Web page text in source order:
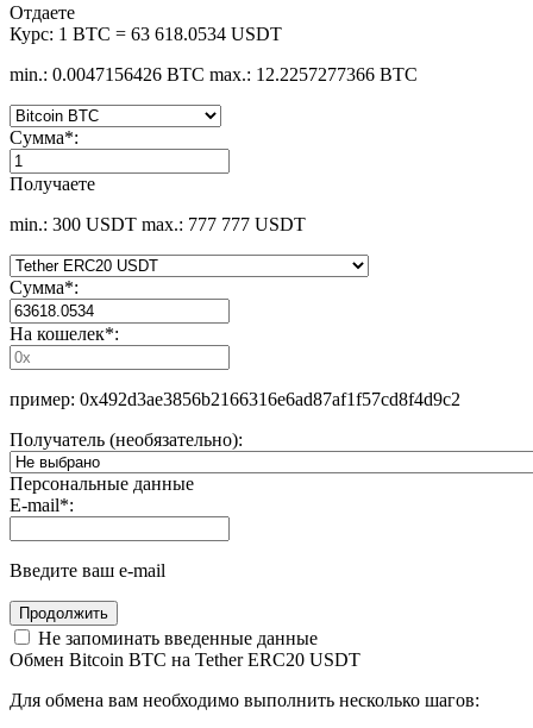
Отдаете
Курс: 1 BTC = 63 618.0534 USDT
min.: 0.0047156426 BTC max.: 12.2257277366 BTC
Сумма*:
Получаете
min.: 300 USDT max.: 777 777 USDT
Сумма*:
На кошелек*:
пример: 0x492d3ae3856b2166316e6ad87af1f57cd8f4d9c2
Получатель (необязательно):
Персональные данные
E-mail*:
Введите ваш e-mail
Не запоминать введенные данные
Обмен Bitcoin BTC на Tether ERC20 USDT
Для обмена вам необходимо выполнить несколько шагов: